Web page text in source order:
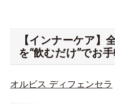
【インナーケア】
を“飲むだけ”でお
オルビス ディフェンセラ